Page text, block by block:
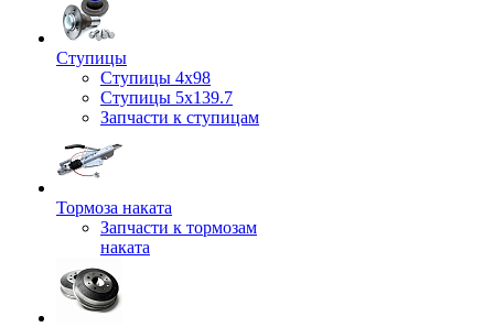
Ступицы
Ступицы 4x98
Ступицы 5x139.7
Запчасти к ступицам
Тормоза наката
Запчасти к тормозам
наката